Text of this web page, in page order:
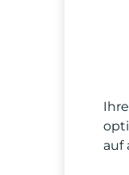
auf